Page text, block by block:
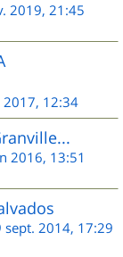
2019, 21:45
12:34
2016, 13:51
sept. 2014, 17:29